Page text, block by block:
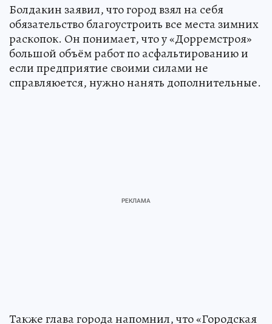
Болдакин заявил, что город взял на себя
обязательство благоустроить все места зимних
раскопок. Он понимает, что у «Дорремстроя»
большой объём работ по асфальтированию и
если предприятие своими силами не
справляюется, нужно нанять дополнительные.
Также глава города напомнил, что «Городская